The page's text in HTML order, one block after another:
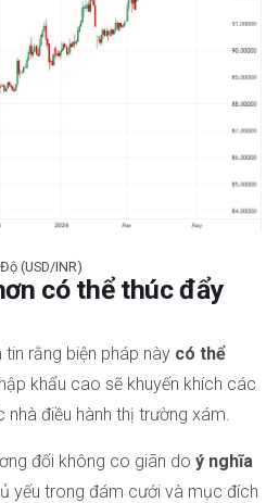
(USD/INR)
có thể thúc đẩy
rằng biện pháp này có thể
khẩu cao sẽ khuyến khích các
điều hành thị trường xám.
đối không co giãn do ý nghĩa
yếu trong đám cưới và mục đích